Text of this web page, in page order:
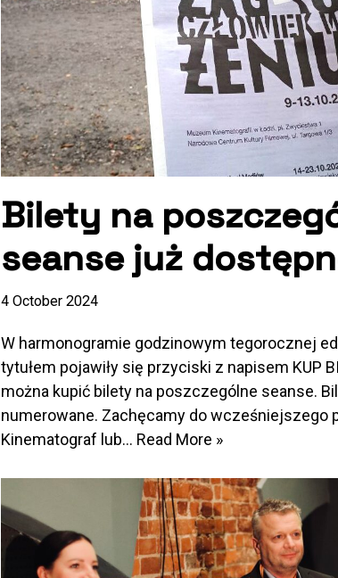
Bilety na
seanse już
4 October 2024
W harmonogramie godzinowym tegorocznej
tytułem pojawiły się przyciski z napisem KUP
można kupić bilety na poszczególne seanse.
numerowane. Zachęcamy do wcześniejszego
Kinematograf lub… Read More »